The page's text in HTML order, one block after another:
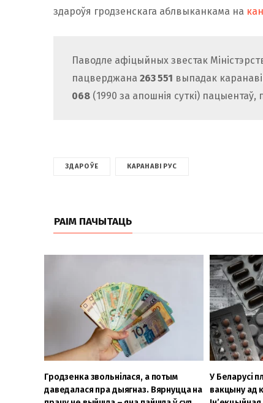
здароўя гродзенскага аблвыканкама на
Паводле афіцыйных звестак
пацверджана 263 551 выпадак
068 (1990 за апошнія суткі) пацыентаў,
ЗДАРОЎЕ КАРАНАВІРУС
РАІМ ПАЧЫТАЦЬ
Гродзенка звольнілася, а потым
даведалася пра дыягназ. Вярнуцца на
У Беларусі
вакцыну ад